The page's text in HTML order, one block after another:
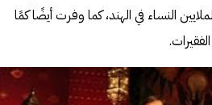
النساء في الهند، كما وفرت أيضًا كمًا